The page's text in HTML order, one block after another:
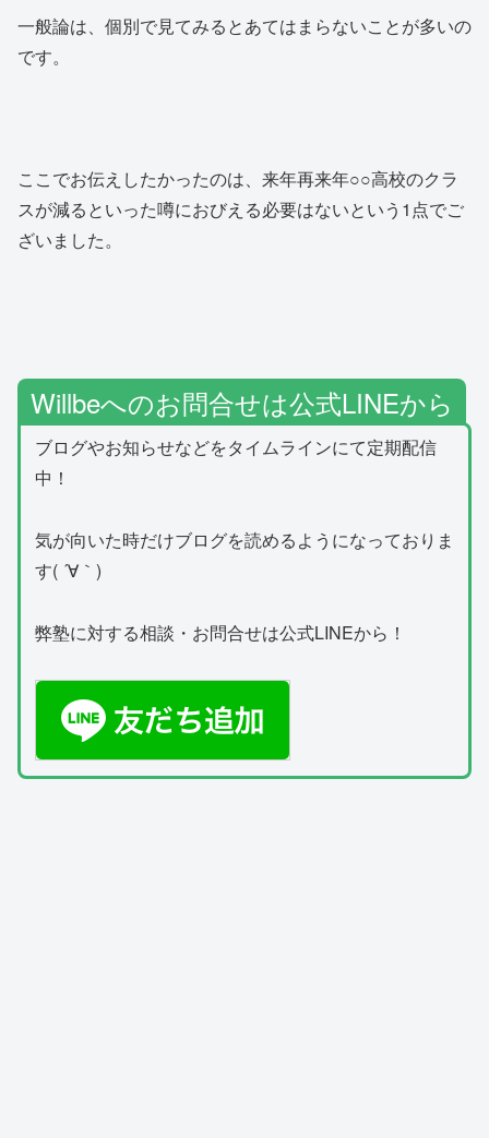
一般論は、個別で見てみるとあてはまらないことが多いの
です。
ここでお伝えしたかったのは、来年再来年○○高校のクラ
スが減るといった噂におびえる必要はないという1点でご
ざいました。
Willbeへのお問合せは公式LINEから
ブログやお知らせなどをタイムラインにて定期配信
中！
気が向いた時だけブログを読めるようになっておりま
す( ´∀｀)
弊塾に対する相談・お問合せは公式LINEから！